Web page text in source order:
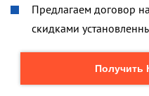
Предлагаем договор
скидками
Получить